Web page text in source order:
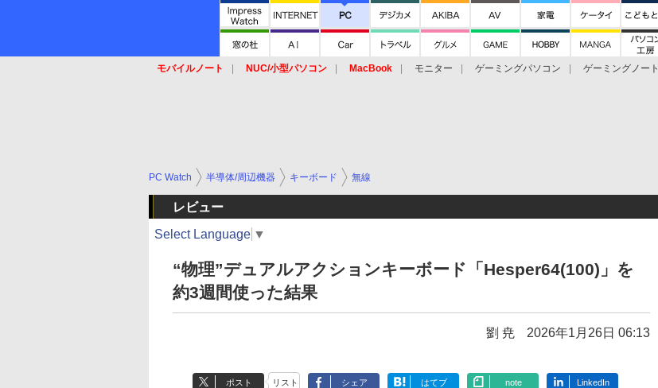
モバイルノート NUC/小型パソコン MacBook モニター ゲーミングパソコン ゲーミングノート
PC Watch 半導体/周辺機器 キーボード 無線
レビュー
Select Language ▼
“物理”デュアルアクションキーボード「Hesper64(100)」を
約3週間使った結果
劉 尭 2026年1月26日 06:13
ポスト リスト シェア はてブ note LinkedIn